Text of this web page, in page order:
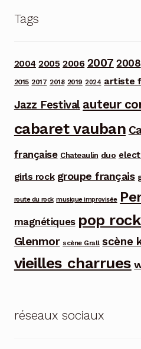
Tags
2004 2005 2006 2007 2008
2015 2017 2018 2019 2024 artiste
Jazz Festival auteur
cabaret vauban
française Chateaulin duo
girls rock groupe français
route du rock musique improvisée
magnétiques pop rock
Glenmor scène Grall scène
vieilles charrues
réseaux sociaux